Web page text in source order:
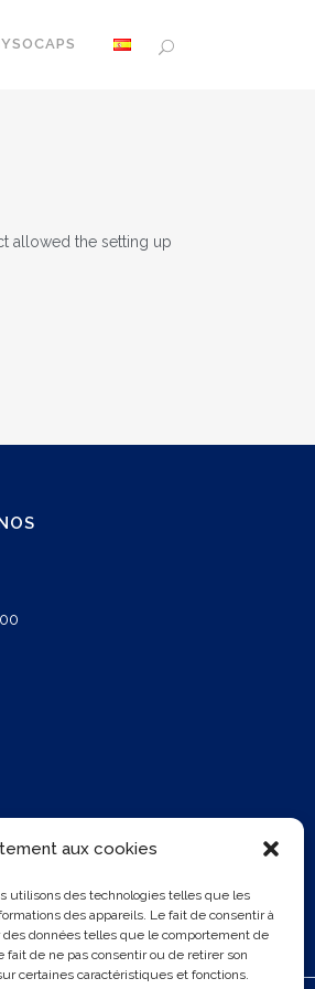
aux cookies
utilisons des technologies telles que les
des appareils. Le fait de consentir à
données telles que le comportement de
de ne pas consentir ou de retirer son
certaines caractéristiques et fonctions.
allowed the setting up